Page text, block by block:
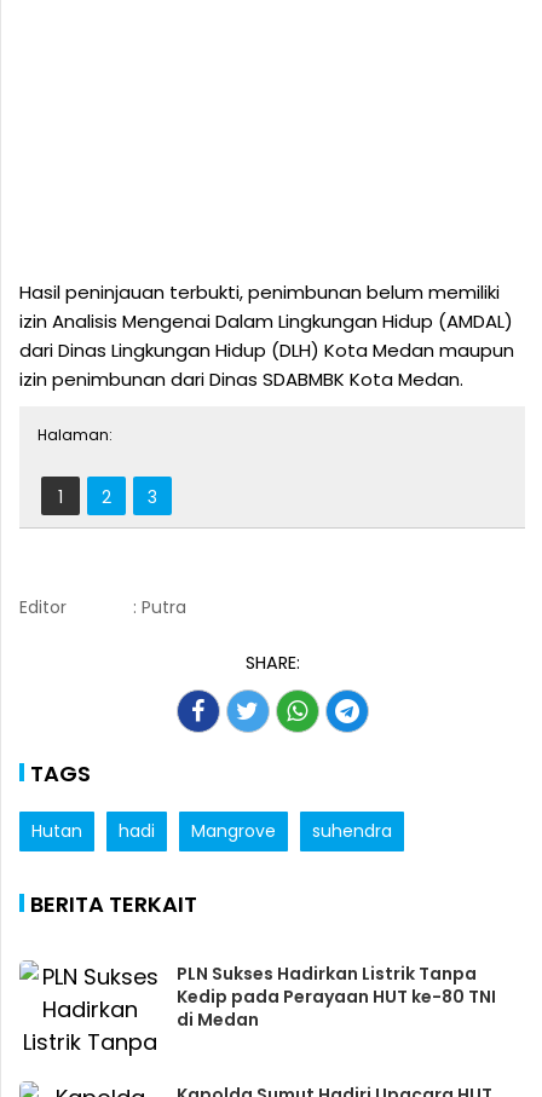
Hasil peninjauan terbukti, penimbunan belum memiliki
izin Analisis Mengenai Dalam Lingkungan Hidup (AMDAL)
dari Dinas Lingkungan Hidup (DLH) Kota Medan maupun
izin penimbunan dari Dinas SDABMBK Kota Medan.
Halaman:
1 2 3
Editor : Putra
SHARE:
TAGS
Hutan hadi Mangrove suhendra
BERITA TERKAIT
PLN Sukses Hadirkan Listrik Tanpa
Kedip pada Perayaan HUT ke-80 TNI
di Medan